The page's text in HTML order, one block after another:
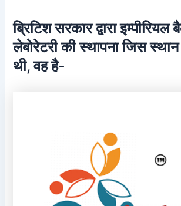
ब्रिटिश सरकार द्वारा इम्पीरियल
लेबोरेटरी की स्थापना जिस
थी, वह है-